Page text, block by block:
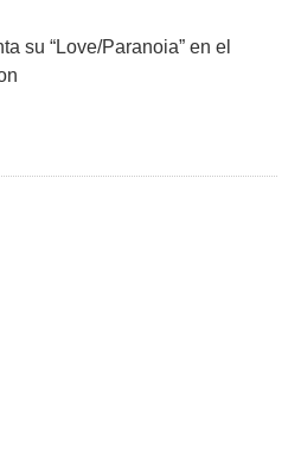
su “Love/Paranoia” en el